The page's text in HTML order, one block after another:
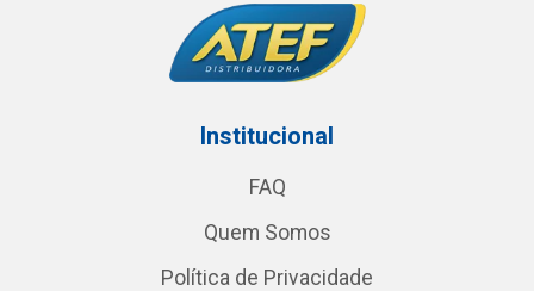
Institucional
FAQ
Quem Somos
Política de Privacidade